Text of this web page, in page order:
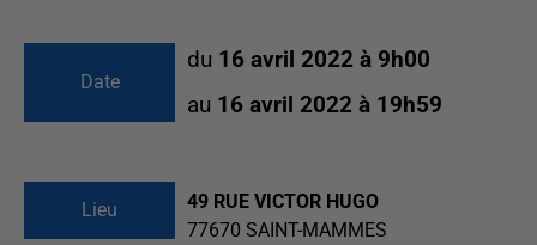
Date
du 16 avril 2022 à 9h00
au 16 avril 2022 à 19h59
Lieu
49 RUE VICTOR HUGO
77670 SAINT-MAMMES